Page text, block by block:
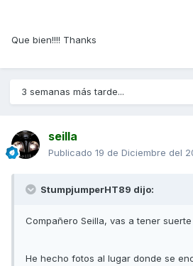
Que bien!!!! Thanks
3 semanas más tarde...
seilla
Publicado 19 de Diciembre del
StumpjumperHT89 dijo:
Compañero Seilla, vas a tener suerte
He hecho fotos al lugar donde se